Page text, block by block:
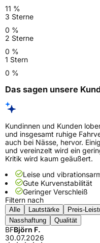
11 %
3 Sterne
0 %
2 Sterne
0 %
1 Stern
0 %
Das sagen unsere
Kundinnen und Kunden
und insgesamt ruhige
auch bei Nässe, hervor.
und vereinzelt wird ein
Kritik wird kaum geäußert.
Leise und
Gute Kurvenstabilität
Geringer Verschleiß
Filtern nach
Alle Lautstärke Preis-
Nasshaftung
Qualität
BFBjörn F.
30.07.2026